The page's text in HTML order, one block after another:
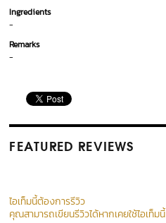
Ingredients
-
Remarks
-
FEATURED REVIEWS
ไอเท็มนี้ต้องการรีวิว
คุณสามารถเขียนรีวิวได้หากเคยใช้ไอเท็มนี้